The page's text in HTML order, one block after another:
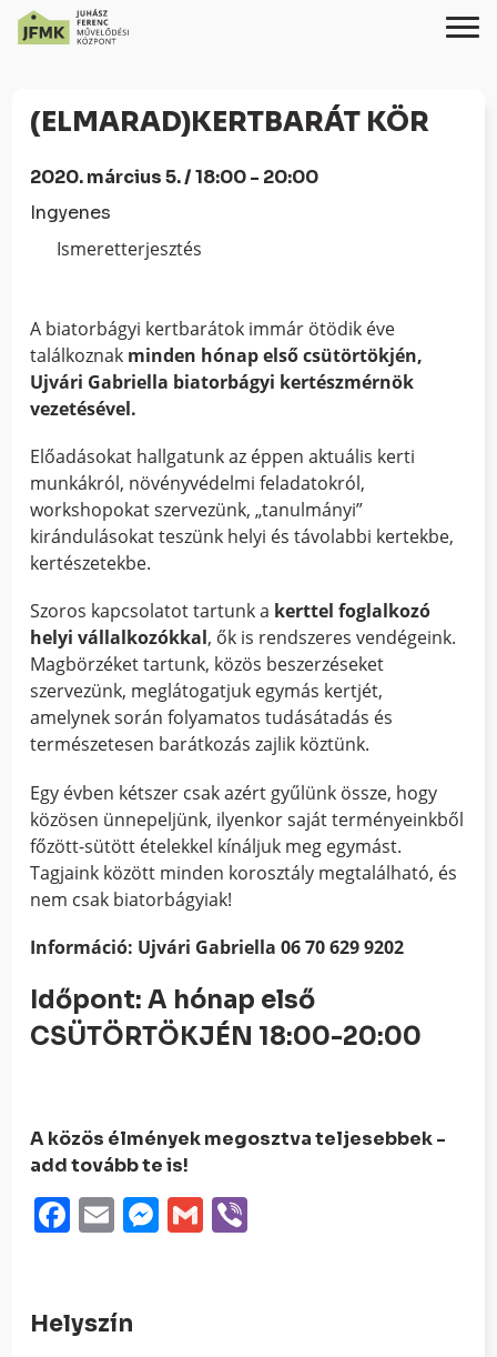
Content
navigációhoz(ELMARAD)KERTBARÁT KÖR
2020. március 5. / 18:00 - 20:00
Ingyenes
Ismeretterjesztés
A biatorbágyi kertbarátok immár ötödik éve
találkoznak minden hónap első csütörtökjén,
Ujvári Gabriella biatorbágyi kertészmérnök
vezetésével.
Előadásokat hallgatunk az éppen aktuális kerti
munkákról, növényvédelmi feladatokról,
workshopokat szervezünk, „tanulmányi”
kirándulásokat teszünk helyi és távolabbi kertekbe,
kertészetekbe.
Szoros kapcsolatot tartunk a kerttel foglalkozó
helyi vállalkozókkal, ők is rendszeres vendégeink.
Magbörzéket tartunk, közös beszerzéseket
szervezünk, meglátogatjuk egymás kertjét,
amelynek során folyamatos tudásátadás és
természetesen barátkozás zajlik köztünk.
Egy évben kétszer csak azért gyűlünk össze, hogy
közösen ünnepeljünk, ilyenkor saját terményeinkből
főzött-sütött ételekkel kínáljuk meg egymást.
Tagjaink között minden korosztály megtalálható, és
nem csak biatorbágyiak!
Információ: Ujvári Gabriella 06 70 629 9202
Időpont: A hónap első
CSÜTÖRTÖKJÉN 18:00-20:00
A közös élmények megosztva teljesebbek -
add tovább te is!
Facebook
EmailMessenger
Gmail
Helyszín